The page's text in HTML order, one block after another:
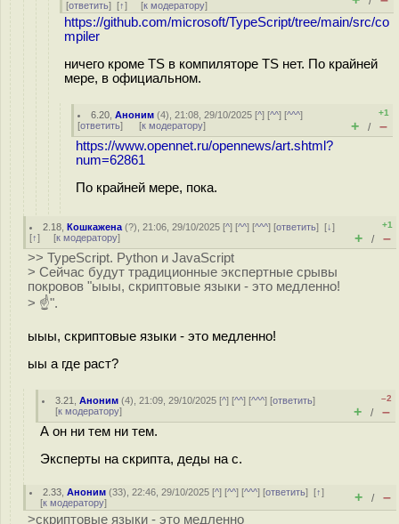
[ответить] [↑] [к модератору]
https://github.com/microsoft/TypeScript/tree/main/src/co
mpiler
ничего кроме TS в компиляторе TS нет. По крайней
мере, в официальном.
6.20 ,Аноним (4), 21:08, 29/10/2025 [^] [^^] [^^^]
[ответить] [к модератору]
+1
+ / –
https://www.opennet.ru/opennews/art.shtml?
num=62861
По крайней мере, пока.
2.18 ,Кошкажена (?), 21:06, 29/10/2025 [^] [^^] [^^^] [ответить][↓]
[↑] [к модератору]
+1
+ / –
>> TypeScript. Python и JavaScript
> Сейчас будут традиционные экспертные срывы
покровов "ыыы, скриптовые языки - это медленно!
> ☝️".
ыыы, скриптовые языки - это медленно!
ыы а где раст?
3.21 ,Аноним (4), 21:09, 29/10/2025 [^] [^^] [^^^] [ответить]
[к модератору]
–2
+ / –
А он ни тем ни тем.
Эксперты на скрипта, деды на с.
2.33 ,Аноним (33), 22:46, 29/10/2025 [^] [^^] [^^^] [ответить][↑]
[к модератору] + / –
>скриптовые языки - это медленно